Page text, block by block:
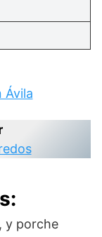
Ávila
y porche